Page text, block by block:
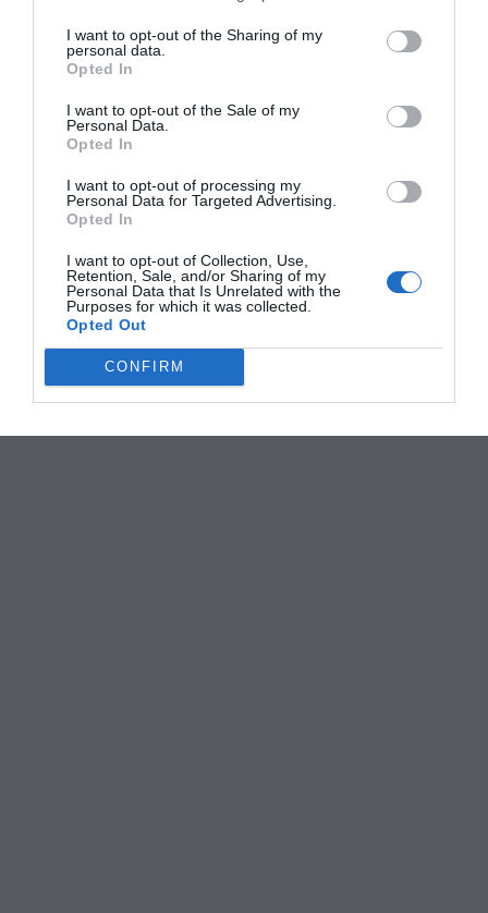
I want to opt-out of the Sharing of my
personal data.
Opted In
I want to opt-out of the Sale of my
Personal Data.
Opted In
I want to opt-out of processing my
Personal Data for Targeted Advertising.
Opted In
I want to opt-out of Collection, Use,
Retention, Sale, and/or Sharing of my
Personal Data that Is Unrelated with the
Purposes for which it was collected.
Opted Out
CONFIRM